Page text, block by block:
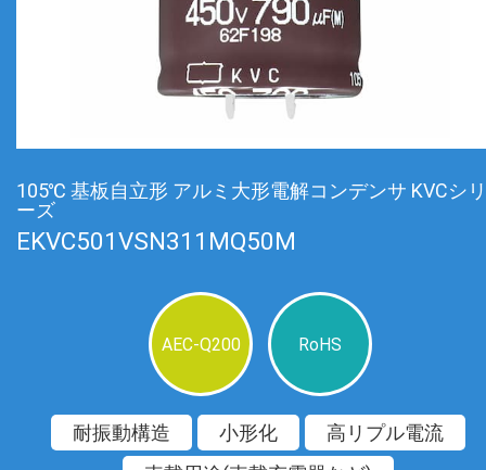
105℃ 基板自立形 アルミ大形電解コンデンサ KVCシリ
ーズ
EKVC501VSN311MQ50M
AEC-Q200 RoHS
耐振動構造 小形化
高リプル電流